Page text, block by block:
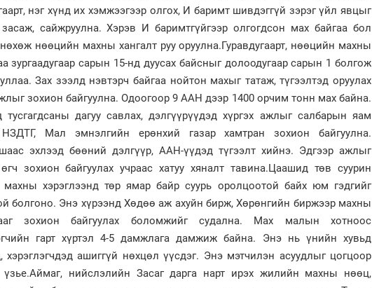
нэг хүнд их хэмжээгээр олгох, И баримт шивдэггүй зэрэг үйл явцыг
сайжруулна. Хэрэв И баримтгүйгээр олгогдсон мах байгаа бол
нөөцийн махны хангалт руу оруулна.Гуравдугаарт, нөөцийн махны
зургаадугаар сарын 15-нд дуусах байсныг долоодугаар сарын 1 болгож
Зах зээлд нэвтэрч байгаа нойтон махыг татаж, түгээлтэд оруулах
зохион байгуулна. Одоогоор 9 ААН дээр 1400 орчим тонн мах байна.
тусгагдсаны дагуу савлах, дэлгүүрүүдэд хүргэх ажлыг салбарын яам
Мал эмнэлгийн ерөнхий газар хамтран зохион байгуулна.
эхлээд бөөний дэлгүүр, ААН-үүдэд түгээлт хийнэ. Эдгээр ажлыг
зохион байгуулах учраас хатуу хяналт тавина.Цаашид төв суурин
махны хэрэглээнд төр ямар байр суурь оролцоотой байх юм гэдгийг
болгоно. Энэ хүрээнд Хөдөө аж ахуйн бирж, Хөрөнгийн биржээр махны
зохион байгуулах боломжийг судална. Мах малын хотноос
гарт хүртэл 4-5 дамжлага дамжиж байна. Энэ нь үнийн хувьд
хэрэглэгчдэд ашиггүй нөхцөл үүсдэг. Энэ мэтчилэн асуудлыг цогцоор
нийслэлийн Засаг дарга нарт ирэх жилийн махны нөөц,